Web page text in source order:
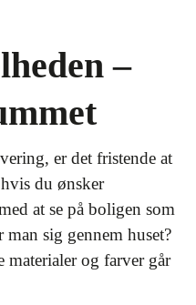
–
er det fristende at
du ønsker
at se på boligen som
sig gennem huset?
og farver går